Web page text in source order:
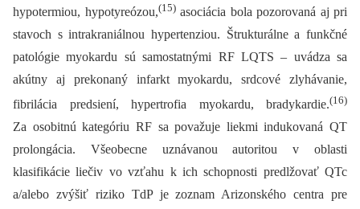
hypotermiou, hypotyreózou,(15)asociácia bola pozorovaná aj pri
stavoch s intrakraniálnou hypertenziou. Štrukturálne a funkčné
patológie myokardu sú samostatnými RF LQTS –⁠ uvádza sa
akútny aj prekonaný infarkt myokardu, srdcové zlyhávanie,
fibrilácia predsiení, hypertrofia myokardu, bradykardie.(16)
Za osobitnú kategóriu RF sa považuje liekmi indukovaná QT
prolongácia. Všeobecne uznávanou autoritou v oblasti
klasifikácie liečiv vo vzťahu k ich schopnosti predlžovať QTc
a/alebo zvýšiť riziko TdP je zoznam Arizonského centra pre